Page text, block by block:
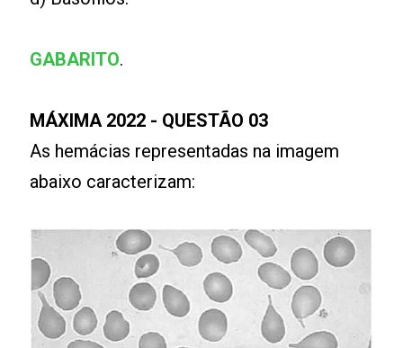
GABARITO.
MÁXIMA 2022 - QUESTÃO 03
As hemácias representadas na imagem
abaixo caracterizam: